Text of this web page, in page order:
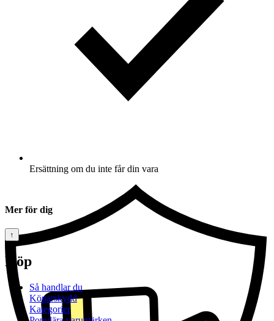
Ersättning om du inte får din vara
Mer för dig
↑
Köp
Så handlar du
Köparskydd
Kategorier